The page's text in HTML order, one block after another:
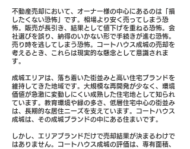
不動産売却において、オーナー様の中心にあるのは「損
したくない恐怖」です。相場より安く売ってしまう恐
怖。販売が長引き、結果として値下げを重ねる恐怖。会
社選びを誤り、納得のいかない形で手続きが進む恐怖。
売り時を逃してしまう恐怖。コートハウス成城の売却を
考えるとき、これらは現実的な懸念として意識されま
す。
成城エリアは、落ち着いた街並みと高い住宅ブランドを
維持してきた地域です。大規模な再開発が少なく、環境
価値が急激に変動しにくい成熟した住宅地として知られ
ています。教育環境や緑の多さ、低層住宅中心の街並み
は、長期的な居住ニーズを支えています。コートハウス
成城は、その成城ブランドの中にある住まいです。
しかし、エリアブランドだけで売却結果が決まるわけで
はありません。コートハウス成城の評価は、専有面積、